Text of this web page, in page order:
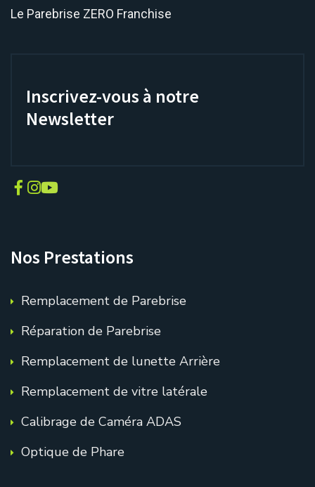
Le Parebrise ZERO Franchise
Inscrivez-vous à notre
Newsletter
Nos Prestations
Remplacement de Parebrise
Réparation de Parebrise
Remplacement de lunette Arrière
Remplacement de vitre latérale
Calibrage de Caméra ADAS
Optique de Phare